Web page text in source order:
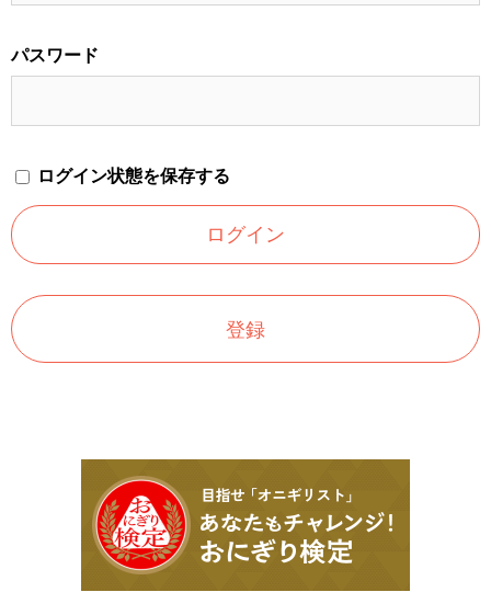
パスワード
ログイン状態を保存する
登録